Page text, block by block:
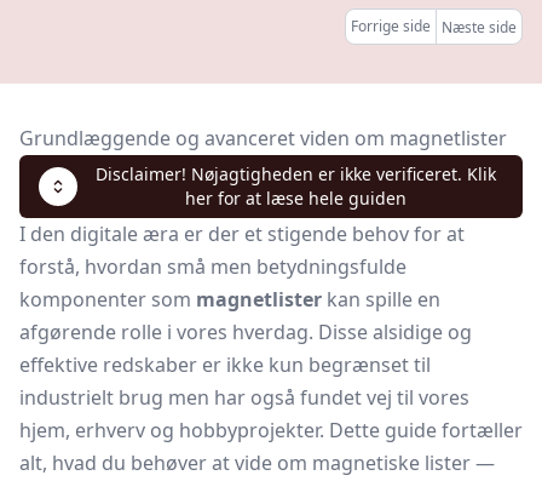
Forrige side Næste side
Grundlæggende og avanceret viden om magnetlister
Disclaimer! Nøjagtigheden er ikke verificeret. Klik
her for at læse hele guiden
I den digitale æra er der et stigende behov for at
forstå, hvordan små men betydningsfulde
komponenter som magnetlister kan spille en
afgørende rolle i vores hverdag. Disse alsidige og
effektive redskaber er ikke kun begrænset til
industrielt brug men har også fundet vej til vores
hjem, erhverv og hobbyprojekter. Dette guide fortæller
alt, hvad du behøver at vide om magnetiske lister —